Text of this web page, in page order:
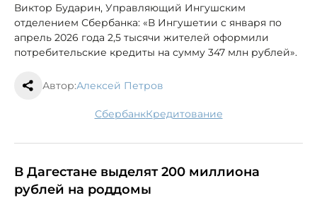
Виктор Бударин, Управляющий Ингушским
отделением Сбербанка: «В Ингушетии с января по
апрель 2026 года 2,5 тысячи жителей оформили
потребительские кредиты на сумму 347 млн рублей».
Автор:Алексей Петров
сбербанк кредитование
В Дагестане выделят 200 миллиона
рублей на роддомы